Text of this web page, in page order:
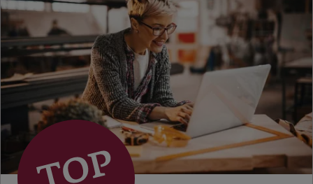
Über ERGO
Erfahren Sie mehr über die ERGO Group
Zur ERGO Group